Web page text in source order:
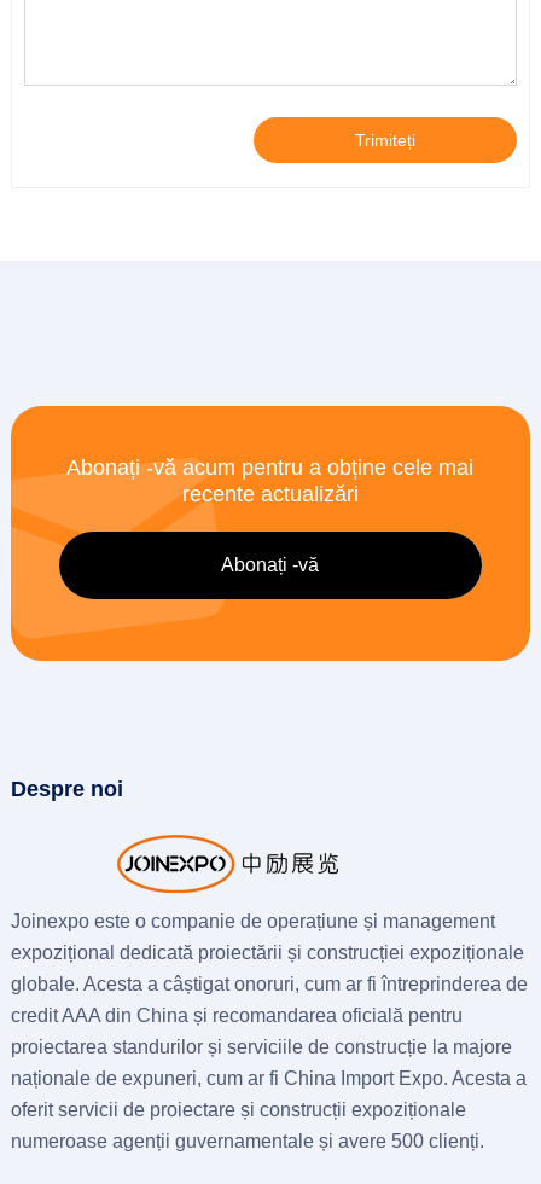
Trimiteți
Abonați -vă acum pentru a obține cele mai
recente actualizări
Despre noi
Joinexpo este o companie de operațiune și management
expozițional dedicată proiectării și construcției expoziționale
globale. Acesta a câștigat onoruri, cum ar fi întreprinderea de
credit AAA din China și recomandarea oficială pentru
proiectarea standurilor și serviciile de construcție la majore
naționale de expuneri, cum ar fi China Import Expo. Acesta a
oferit servicii de proiectare și construcții expoziționale
numeroase agenții guvernamentale și avere 500 clienți.